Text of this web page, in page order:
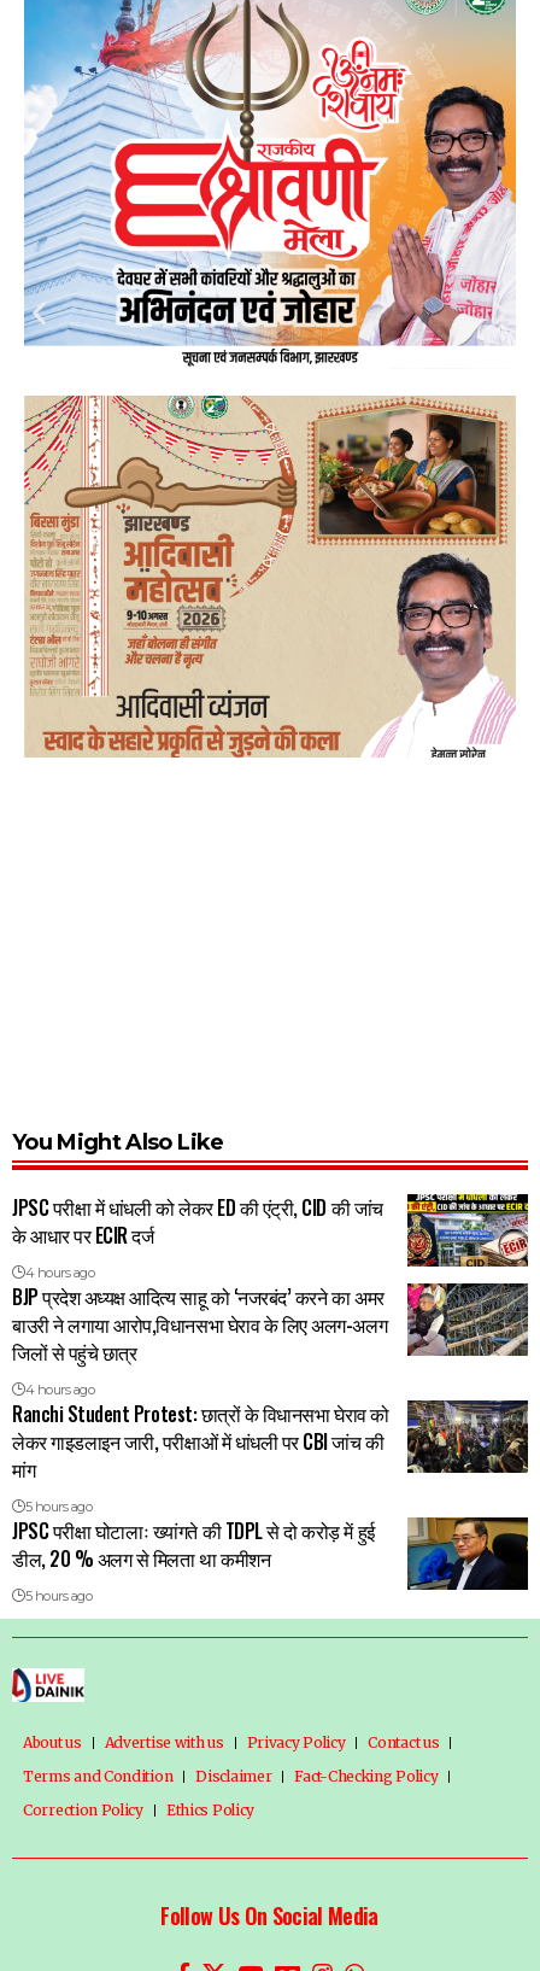
You Might Also Like
JPSC परीक्षा में धांधली को लेकर ED की एंट्री, CID की जांच
के आधार पर ECIR दर्ज
4 hours ago
BJP प्रदेश अध्यक्ष आदित्य साहू को ‘नजरबंद’ करने का अमर
बाउरी ने लगाया आरोप,विधानसभा घेराव के लिए अलग-अलग
जिलों से पहुंचे छात्र
4 hours ago
Ranchi Student Protest: छात्रों के विधानसभा घेराव को
लेकर गाइडलाइन जारी, परीक्षाओं में धांधली पर CBI जांच की
मांग
5 hours ago
JPSC परीक्षा घोटालाः ख्यांगते की TDPL से दो करोड़ में हुई
डील, 20 % अलग से मिलता था कमीशन
5 hours ago
About us Advertise with us Privacy Policy
Contact us
Terms and Condition
Disclaimer
Fact-Checking Policy
Correction Policy
Ethics Policy
Follow Us On Social Media